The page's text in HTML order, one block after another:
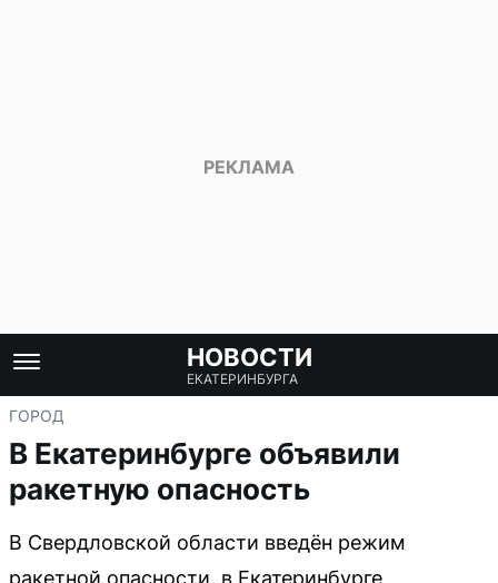
НОВОСТИ
ЕКАТЕРИНБУРГА
ГОРОД
В Екатеринбурге объявили
ракетную опасность
В Свердловской области введён режим
ракетной опасности, в Екатеринбурге